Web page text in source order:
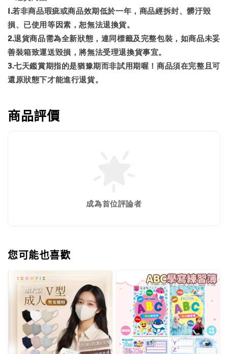
1.若非商品瑕疵或商品效期低於一年，商品經拆封、髒汙毀
損、已使用等因素，恕無法退換貨。
2.退貨商品需為全新狀態，連同標籤及完整包裝，如商品未妥
善裝箱致運送毀損，將無法受理退換貨事宜。
3.七天鑑賞期指的是猶豫期而非試用期喔！商品須在完整且可
還原狀態下才能進行退貨。
商品評價
成為首位評論者
您可能也喜歡